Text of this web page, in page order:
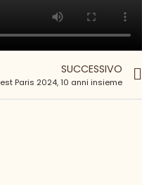
SUCCESSIVO
Paris 2024, 10 anni insieme